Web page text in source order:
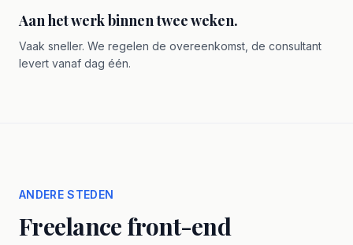
Aan het werk binnen twee weken.
Vaak sneller. We regelen de overeenkomst, de consultant
levert vanaf dag één.
ANDERE STEDEN
Freelance front-end